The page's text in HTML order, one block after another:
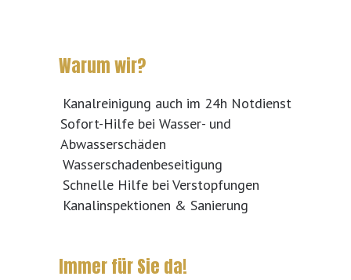
Warum wir?
Kanalreinigung auch im 24h Notdienst
Sofort-Hilfe bei Wasser- und
Abwasserschäden
Wasserschadenbeseitigung
Schnelle Hilfe bei Verstopfungen
Kanalinspektionen & Sanierung
Immer für Sie da!